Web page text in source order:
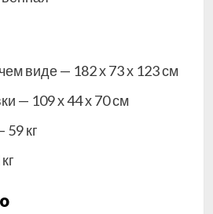
виде — 182 х 73 х 123 см
— 109 х 44 х 70 см
59 кг